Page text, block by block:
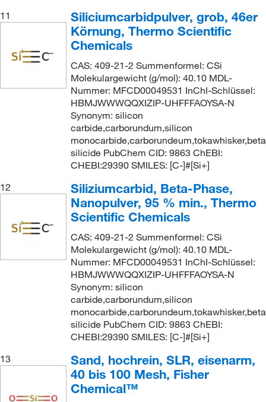
11
Siliciumcarbidpulver, grob, 46er
Körnung, Thermo Scientific
Chemicals
CAS: 409-21-2 Summenformel: CSi
Molekulargewicht (g/mol): 40.10 MDL-
Nummer: MFCD00049531 InChI-Schlüssel:
HBMJWWWQQXIZIP-UHFFFAOYSA-N
Synonym: silicon
carbide,carborundum,silicon
silicide PubChem CID: 9863 ChEBI:
CHEBI:29390 SMILES: [C-]#[Si+]
12
Siliziumcarbid, Beta-Phase,
Nanopulver, 95 % min., Thermo
Scientific Chemicals
CAS: 409-21-2 Summenformel: CSi
Molekulargewicht (g/mol): 40.10 MDL-
Nummer: MFCD00049531 InChI-Schlüssel:
HBMJWWWQQXIZIP-UHFFFAOYSA-N
Synonym: silicon
carbide,carborundum,silicon
silicide PubChem CID: 9863 ChEBI:
CHEBI:29390 SMILES: [C-]#[Si+]
13
Sand, hochrein, SLR, eisenarm,
40 bis 100 Mesh, Fisher
Chemical™